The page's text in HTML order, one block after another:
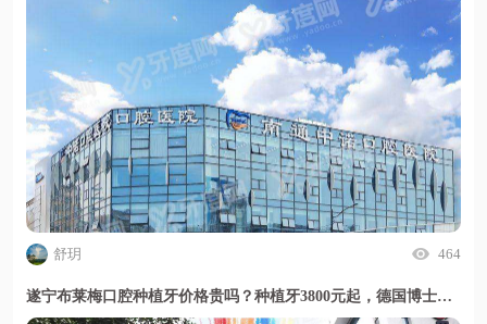
舒玥 464
遂宁布莱梅口腔种植牙价格贵吗？种植牙3800元起，德国博士亲诊穿颧技术好，甜伊严选小程序一键了解详情